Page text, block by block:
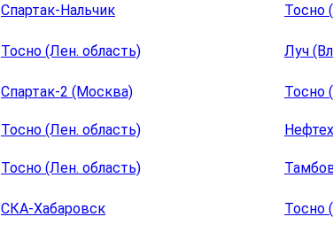
Спартак-Нальчик Тосно
Тосно (Лен. область) Луч
Спартак-2 (Москва) Тосно
Тосно (Лен. область)
Тосно (Лен. область)
СКА-Хабаровск Тосно